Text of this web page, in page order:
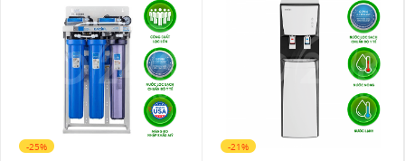
-25% -21%